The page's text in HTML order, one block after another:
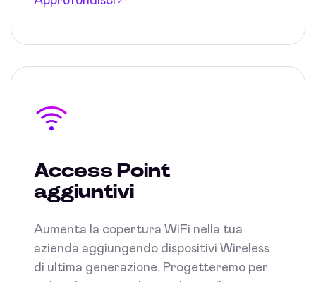
Access Point
aggiuntivi
Aumenta la copertura WiFi nella tua
azienda aggiungendo dispositivi Wireless
di ultima generazione. Progetteremo per